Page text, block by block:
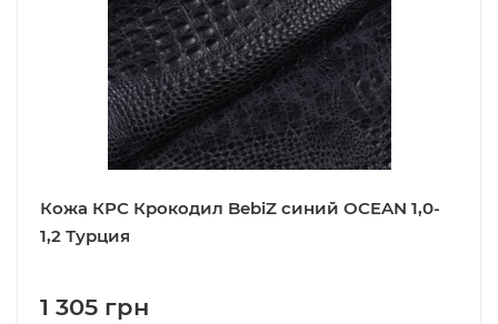
Кожа КРС Крокодил BebiZ синий OCEAN 1,0-
1,2 Турция
1 305 грн